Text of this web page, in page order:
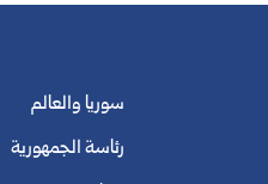
سوريا والعالم
رئاسة الجمهورية